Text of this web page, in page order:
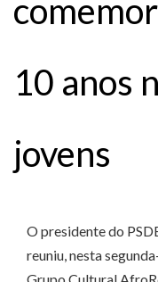
10 anos
jovens
O presidente do
reuniu, nesta